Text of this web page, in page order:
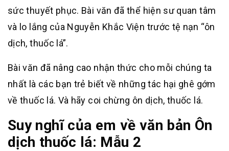
sức thuyết phục. Bài văn đã thể hiện sư quan tâm
và lo lắng của Nguyễn Khắc Viện trước tệ nạn “ôn
dịch, thuốc lá”.
Bài văn đã nâng cao nhận thức cho mỗi chúng ta
nhất là các bạn trẻ biết về những tác hại ghê gớm
về thuốc lá. Và hãy coi chừng ôn dịch, thuốc lá.
Suy nghĩ của em về văn bản Ôn
dịch thuốc lá: Mẫu 2